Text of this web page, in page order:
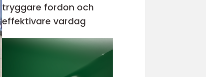
tryggare fordon och
effektivare vardag